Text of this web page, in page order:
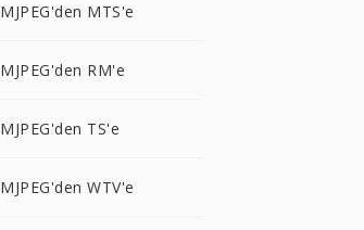
MJPEG'den MTS'e
MJPEG'den RM'e
MJPEG'den TS'e
MJPEG'den WTV'e